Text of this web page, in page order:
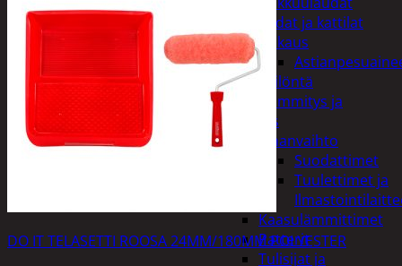
Padat ja kattilat
Tiskaus
Säilöntä
Kodin lämmitys ja
tuuletus
Ilmanvaihto
Suodattimet
Tuulettimet ja
Kaasulämmittimet
Patterit
Tulisijat ja
DO IT TELASETTI ROOSA 24MM/180MM POLYESTER